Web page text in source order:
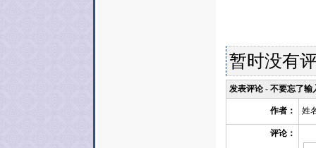
暂时没有
发表评论 - 不要忘了输
作者： 姓
评论：